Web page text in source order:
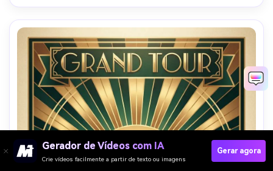
suave-AR 4:5
Gerador de Vídeos com IA
Crie vídeos facilmente a partir de texto ou imagens
Gerar agora